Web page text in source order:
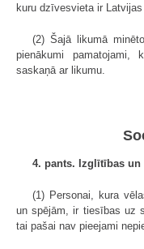
kuru dzīvesvieta ir Latvijas
(2) Šajā likumā
pienākumi pamatojami,
saskaņā ar likumu.
4. pants. Izglītības
(1) Personai, kura
un spējām, ir tiesības uz
tai pašai nav pieejami